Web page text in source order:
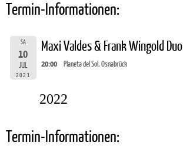
Termin-Informationen:
SA
10
JUL
2021
Maxi Valdes & Frank Wingold Duo
20:00 Planeta del Sol, Osnabrück
2022
Termin-Informationen: